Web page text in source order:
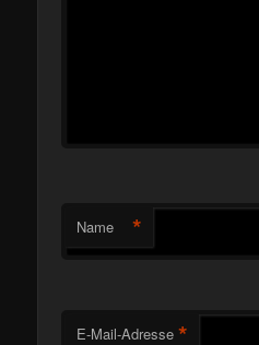
Name *
E-Mail-Adresse *